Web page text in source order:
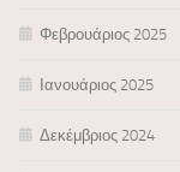
Φεβρουάριος 2025
Ιανουάριος 2025
Δεκέμβριος 2024